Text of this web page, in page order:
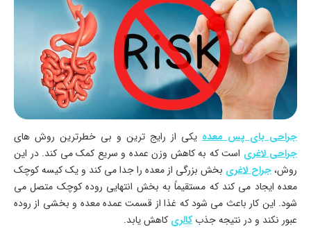
جراحی بای پس معده یکی از رایج ترین و بی خطرترین روش های
جراحی لاغری است که به کاهش وزن عمده و سریع کمک می کند. در این
روش،جراح لاغری بخش بزرگی از معده را جدا می کند و یک کیسه کوچک
معده ایجاد می کند که مستقیماً به بخش انتهایی روده کوچک متصل می
شود. این کار باعث می شود که غذا از قسمت عمده معده و بخشی از روده
عبور نکند و در نتیجه جذبکالری کاهش یابد.